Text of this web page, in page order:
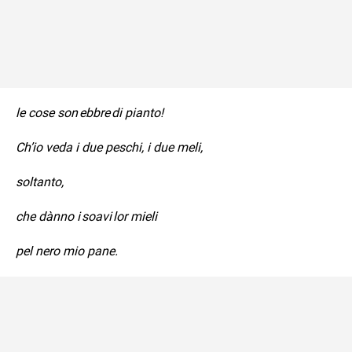
le cose son ebbre di pianto!
Ch’io veda i due peschi, i due meli,
soltanto,
che dànno i soavi lor mieli
pel nero mio pane.